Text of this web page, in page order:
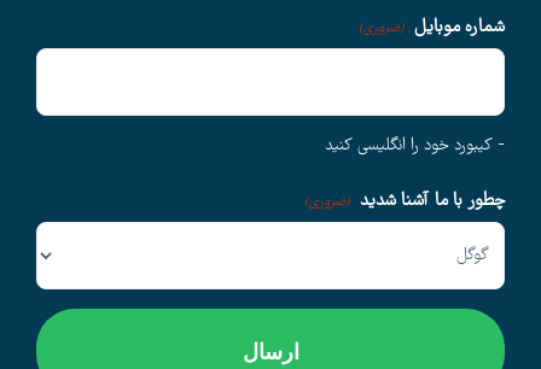
اخبار
شماره موبایل (ضروری)
- کیبورد خود را انگلیسی کنید
چطور با ما آشنا شدید (ضروری)